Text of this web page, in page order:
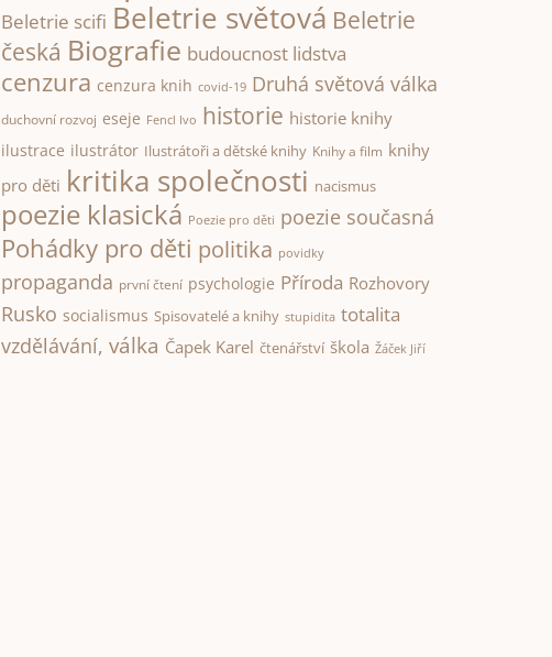
Beletrie scifi Beletrie světová Beletrie
česká Biografie budoucnost lidstva
cenzura cenzura knih covid-19 Druhá světová válka
duchovní rozvoj eseje Fencl Ivo historie historie knihy
ilustrace ilustrátor Ilustrátoři a dětské knihy Knihy a film knihy
pro děti kritika společnosti nacismus
poezie klasická Poezie pro děti poezie současná
Pohádky pro děti politika povidky
propaganda první čtení psychologie Příroda Rozhovory
Rusko socialismus Spisovatelé a knihy stupidita totalita
vzdělávání, válka Čapek Karel čtenářství škola Žáček Jiří